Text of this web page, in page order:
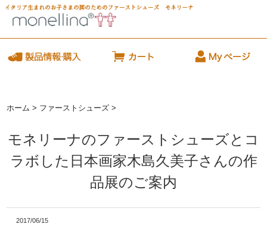
ホーム > ファーストシューズ >
モネリーナのファーストシューズとコ
ラボした日本画家木島久美子さんの作
品展のご案内
2017/06/15